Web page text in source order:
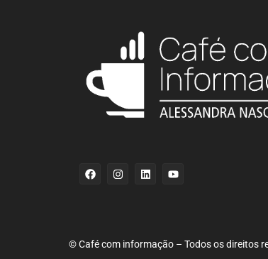
© Café com informação – Todos os direitos